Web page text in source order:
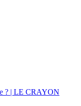
? | LE CRAYON